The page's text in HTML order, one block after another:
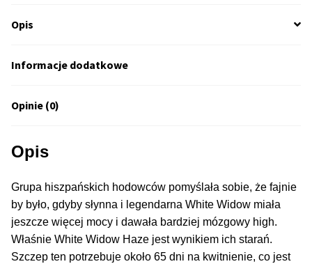
50% Indica i 50% Sativa
Mix Paczki i Zestawy
Duże Oryginalne Opakowania
TOP 10 Auto
TOP 10 Indoor
TOP 10 Outdoor
Producenci Nasion
Opis
Informacje dodatkowe
Opinie (0)
Opis
Grupa hiszpańskich hodowców pomyślała sobie, że fajnie
by było, gdyby słynna i legendarna White Widow miała
jeszcze więcej mocy i dawała bardziej mózgowy high.
Właśnie White Widow Haze jest wynikiem ich starań.
Szczep ten potrzebuje około 65 dni na kwitnienie, co jest